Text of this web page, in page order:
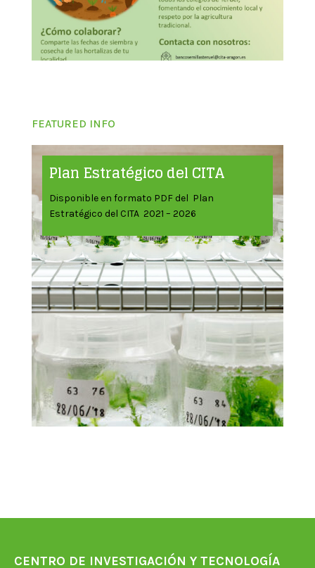
FEATURED INFO
Plan Estratégico del CITA
Disponible en formato PDF del Plan
Estratégico del CITA 2021 – 2026
CENTRO DE INVESTIGACIÓN Y TECNOLOGÍA